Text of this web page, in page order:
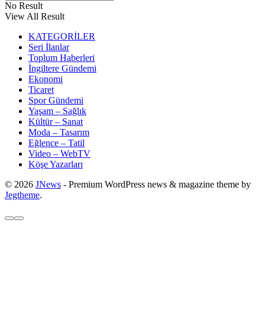
No Result
View All Result
KATEGORİLER
Seri İlanlar
Toplum Haberleri
İngiltere Gündemi
Ekonomi
Ticaret
Spor Gündemi
Yaşam – Sağlık
Kültür – Sanat
Moda – Tasarım
Eğlence – Tatil
Video – WebTV
Köşe Yazarları
© 2026 JNews - Premium WordPress news & magazine theme by
Jegtheme.